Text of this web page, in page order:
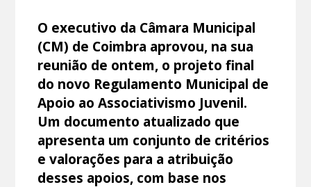
O executivo da Câmara Municipal
(CM) de Coimbra aprovou, na sua
reunião de ontem, o projeto final
do novo Regulamento Municipal de
Apoio ao Associativismo Juvenil.
Um documento atualizado que
apresenta um conjunto de critérios
e valorações para a atribuição
desses apoios, com base nos